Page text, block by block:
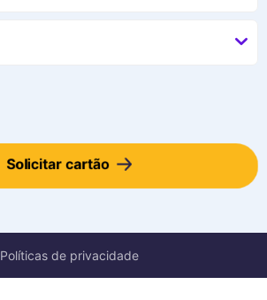
Solicitar cartão
Políticas de privacidade